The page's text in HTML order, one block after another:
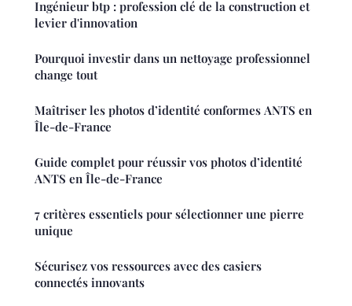
Ingénieur btp : profession clé de la construction et
levier d'innovation
Pourquoi investir dans un nettoyage professionnel
change tout
Maîtriser les photos d’identité conformes ANTS en
Île-de-France
Guide complet pour réussir vos photos d’identité
ANTS en Île-de-France
7 critères essentiels pour sélectionner une pierre
unique
Sécurisez vos ressources avec des casiers
connectés innovants